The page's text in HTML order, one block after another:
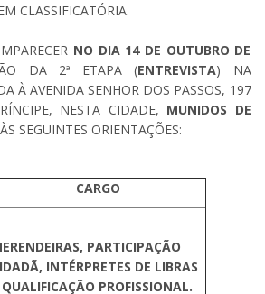
CLASSIFICATÓRIA.
NO DIA 14 DE OUTUBRO DE
DA 2ª ETAPA (ENTREVISTA) NA
À AVENIDA SENHOR DOS PASSOS, 197
NESTA CIDADE, MUNIDOS DE
SEGUINTES ORIENTAÇÕES:
CARGO
PARTICIPAÇÃO
INTÉRPRETES DE LIBRAS
QUALIFICAÇÃO PROFISSIONAL.